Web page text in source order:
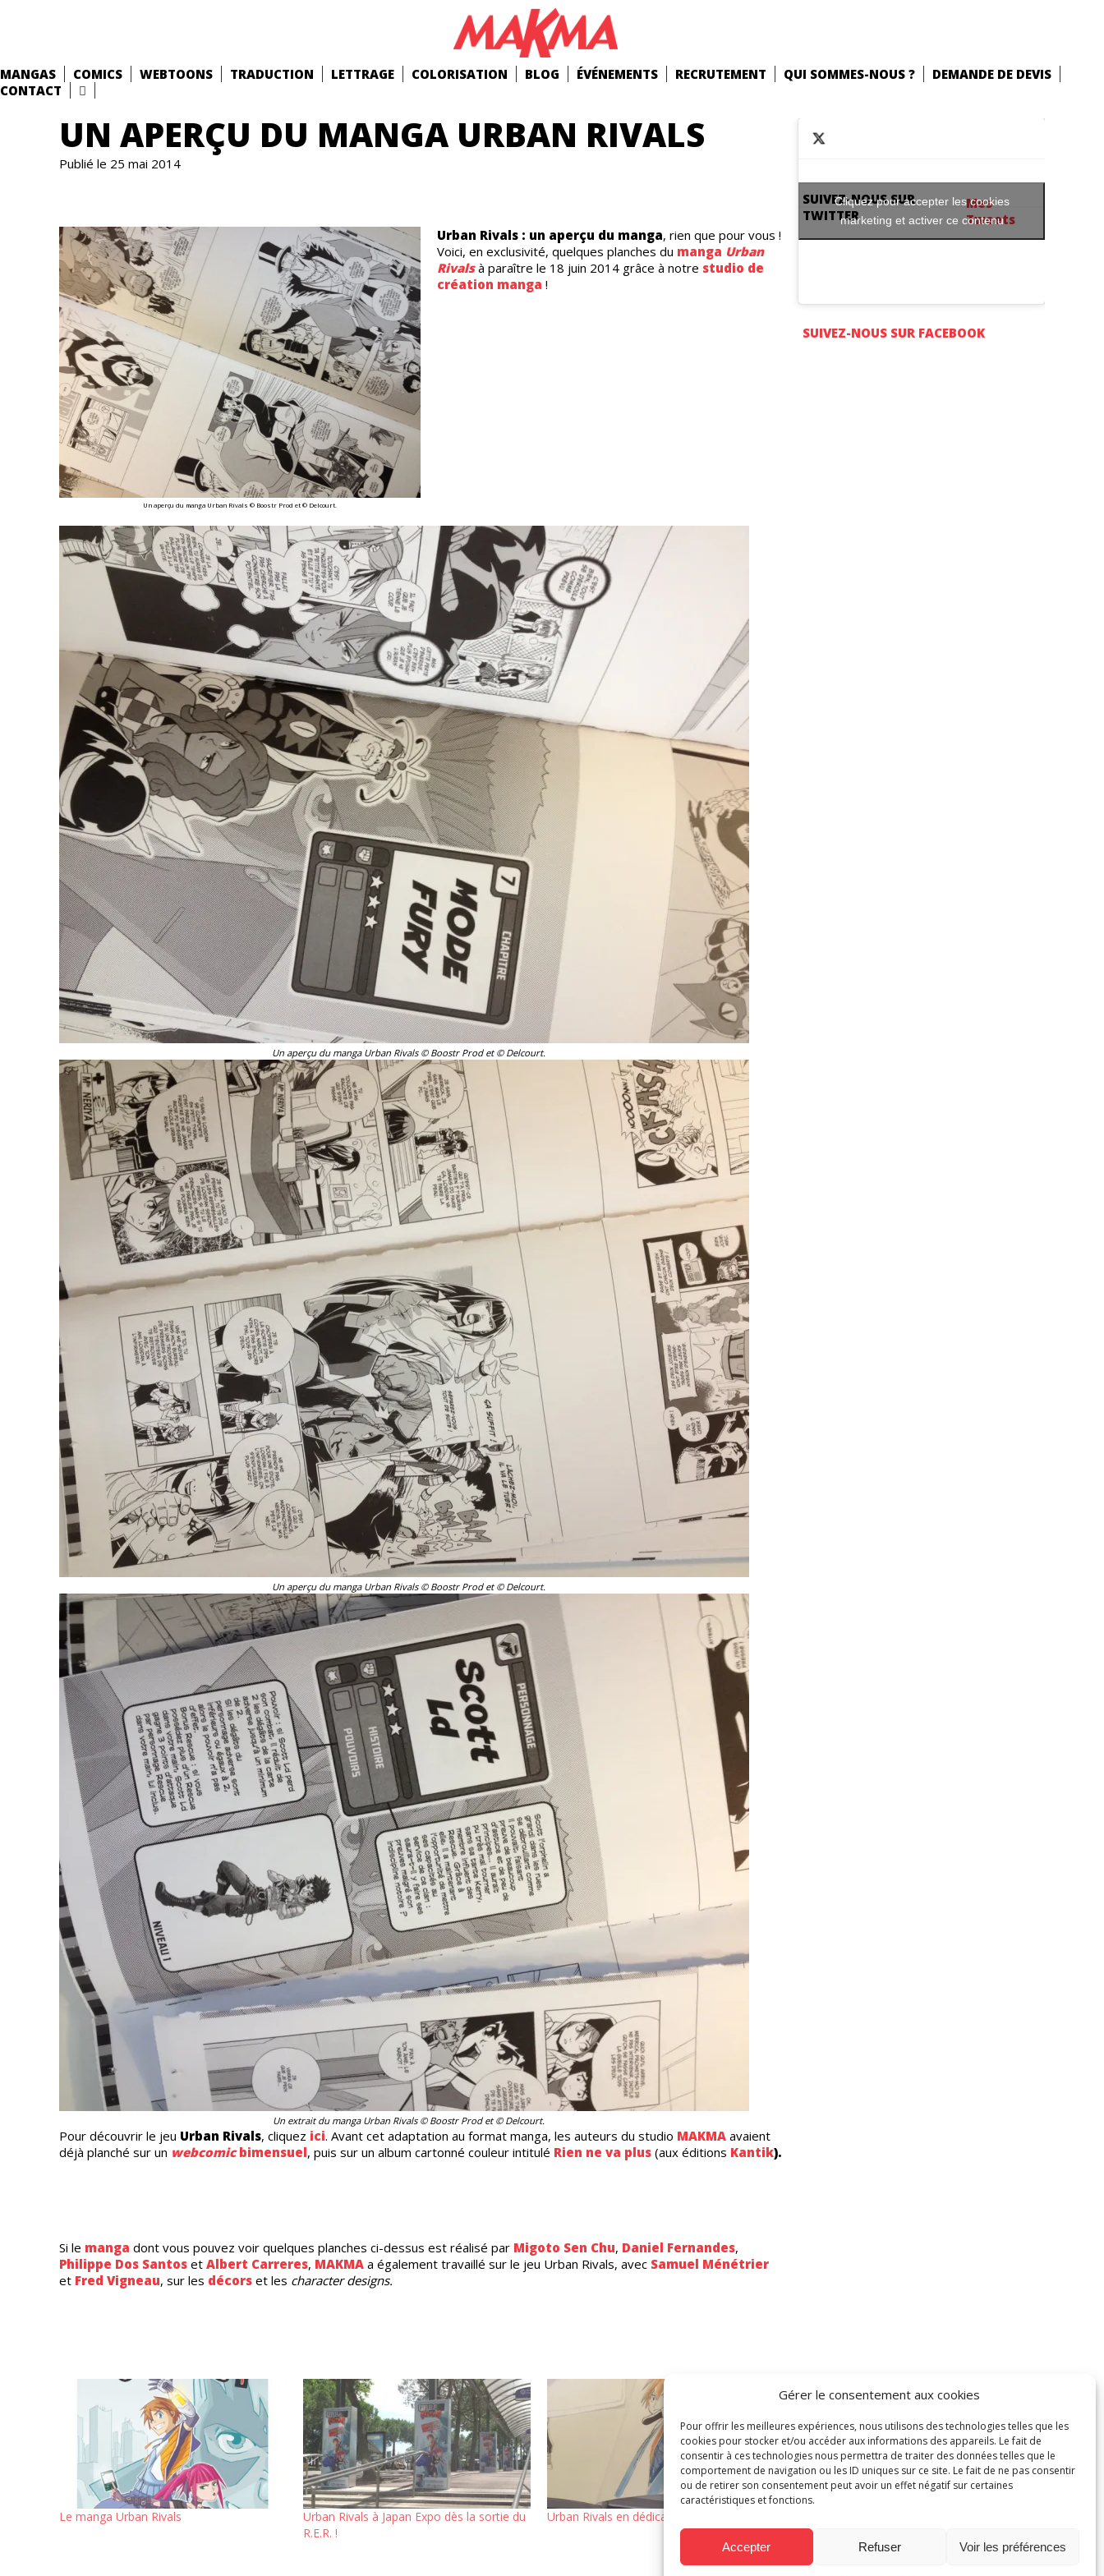
Gérer le consentement aux cookies
Pour offrir les meilleures expériences, nous utilisons des technologies telles que les
cookies pour stocker et/ou accéder aux informations des appareils. Le fait de
consentir à ces technologies nous permettra de traiter des données telles que le
comportement de navigation ou les ID uniques sur ce site. Le fait de ne pas consentir
ou de retirer son consentement peut avoir un effet négatif sur certaines
caractéristiques et fonctions.
Accepter Refuser Voir les préférences
MANGAS COMICS WEBTOONS TRADUCTION LETTRAGE COLORISATION BLOG ÉVÉNEMENTS RECRUTEMENT QUI SOMMES-NOUS ?
DEMANDE DE DEVIS
CONTACT
UN APERÇU DU MANGA URBAN RIVALS
Publié le 25 mai 2014
Un aperçu du manga Urban Rivals © Boostr Prod et © Delcourt.
Urban Rivals : un aperçu du manga, rien que pour vous !
Voici, en exclusivité, quelques planches du manga Urban
Rivalsà paraître le 18 juin 2014 grâce à notre studio de
création manga !
Un aperçu du manga Urban Rivals © Boostr Prod et © Delcourt.
Un aperçu du manga Urban Rivals © Boostr Prod et © Delcourt.
Un extrait du manga Urban Rivals © Boostr Prod et © Delcourt.
Pour découvrir le jeu Urban Rivals, cliquez ici. Avant cet adaptation au format manga, les auteurs du studio MAKMA avaient
déjà planché sur un webcomicbimensuel, puis sur un album cartonné couleur intitulé Rien ne va plus (aux éditions Kantik).
Si le manga dont vous pouvez voir quelques planches ci-dessus est réalisé par Migoto Sen Chu, Daniel Fernandes,
Philippe Dos Santos et Albert Carreres, MAKMA a également travaillé sur le jeu Urban Rivals, avec Samuel Ménétrier
et Fred Vigneau, sur les décors et les character designs.
Le manga Urban Rivals
Urban Rivals à Japan Expo dès la sortie du
R.E.R. !
Urban Rivals en dédicace à Japan Expo
SUIVEZ-NOUS SUR
TWITTER
Mes
Tweets
Cliquez pour accepter les cookies
marketing et activer ce contenu
SUIVEZ-NOUS SUR FACEBOOK